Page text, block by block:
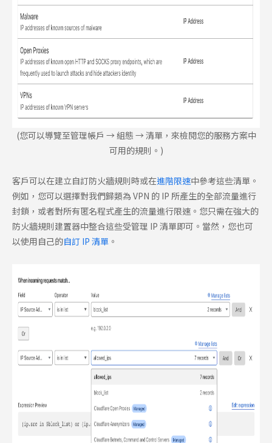
(您可以導覽至管理帳戶 → 組態 → 清單，來檢閱您的服務方案中
可用的規則。)
客戶可以在建立自訂防火牆規則時或在進階限速中參考這些清單。
例如，您可以選擇對我們歸類為 VPN 的 IP 所產生的全部流量進行
封鎖，或者對所有匿名程式產生的流量進行限速。您只需在強大的
防火牆規則建置器中整合這些受管理 IP 清單即可。當然，您也可
以使用自己的自訂 IP 清單 。